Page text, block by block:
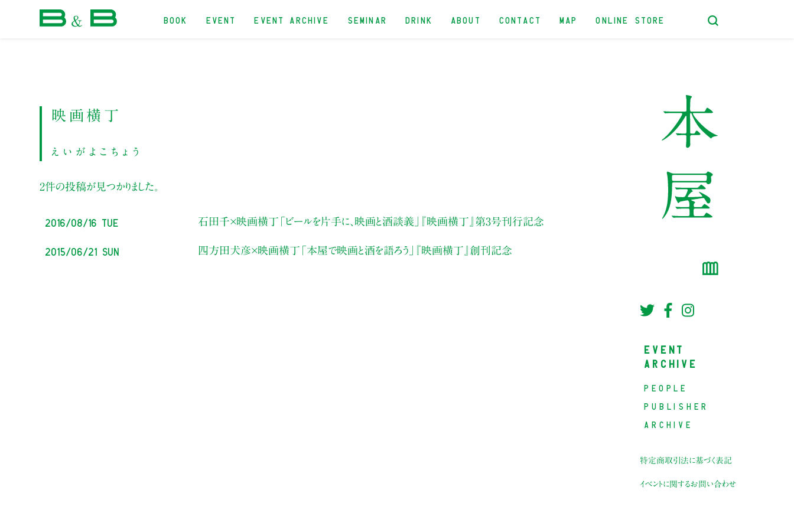
BOOK EVENT EVENT ARCHIVE SEMINAR DRINK ABOUT CONTACT MAP ONLINE STORE
映画横丁
えいがよこちょう
2件の投稿が見つかりました。
2016/08/16 Tue 石田千×映画横丁 「ビールを片手に、映画と酒談義」 『映画横丁』第3号刊行記念
2015/06/21 Sun 四方田犬彦×映画横丁「本屋で映画と酒を語ろう」『映画横丁』創刊記念
EVENT
ARCHIVE
PEOPLE
PUBLISHER
ARCHIVE
特定商取引法に基づく表記
イベントに関するお問い合わせ